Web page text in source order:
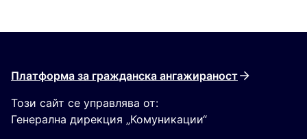
Платформа за гражданска ангажираност
Този сайт се управлява от:
Генерална дирекция „Комуникации“